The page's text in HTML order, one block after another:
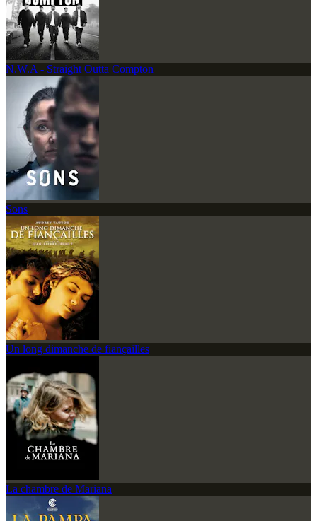
N.W.A - Straight Outta Compton
Sons
Un long dimanche de fiançailles
La chambre de Mariana